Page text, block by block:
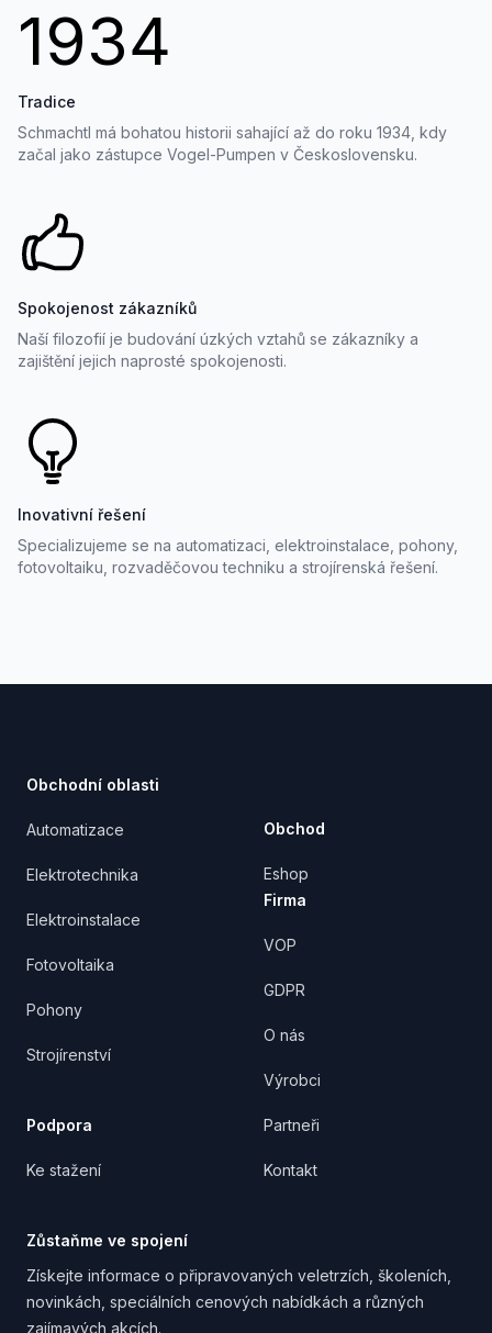
1934
Tradice
Schmachtl má bohatou historii sahající až do roku 1934, kdy
začal jako zástupce Vogel-Pumpen v Československu.
Spokojenost zákazníků
Naší filozofií je budování úzkých vztahů se zákazníky a
zajištění jejich naprosté spokojenosti.
Inovativní řešení
Specializujeme se na automatizaci, elektroinstalace, pohony,
fotovoltaiku, rozvaděčovou techniku a strojírenská řešení.
Obchodní oblasti
Automatizace
Elektrotechnika
Elektroinstalace
Fotovoltaika
Pohony
Strojírenství
Podpora
Ke stažení
Obchod
Eshop
Firma
VOP
GDPR
O nás
Výrobci
Partneři
Kontakt
Zůstaňme ve spojení
Získejte informace o připravovaných veletrzích, školeních,
novinkách, speciálních cenových nabídkách a různých
zajímavých akcích.